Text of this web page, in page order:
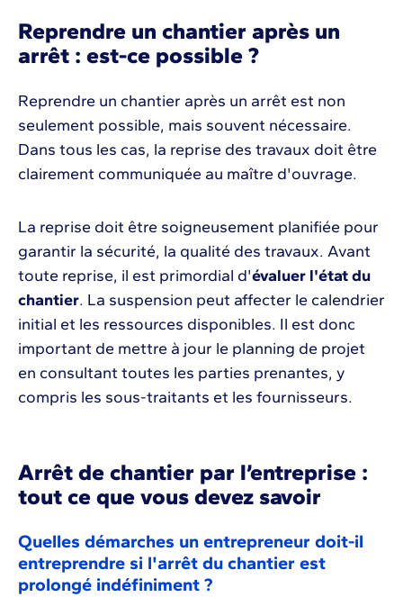
Reprendre un chantier après un
arrêt : est-ce possible ?
Reprendre un chantier après un arrêt est non
seulement possible, mais souvent nécessaire.
Dans tous les cas, la reprise des travaux doit être
clairement communiquée au maître d'ouvrage.
La reprise doit être soigneusement planifiée pour
garantir la sécurité, la qualité des travaux. Avant
toute reprise, il est primordial d'évaluer l'état du
chantier. La suspension peut affecter le calendrier
initial et les ressources disponibles. Il est donc
important de mettre à jour le planning de projet
en consultant toutes les parties prenantes, y
compris les sous-traitants et les fournisseurs.
Arrêt de chantier par l’entreprise :
tout ce que vous devez savoir
Quelles démarches un entrepreneur doit-il
entreprendre si l'arrêt du chantier est
prolongé indéfiniment ?